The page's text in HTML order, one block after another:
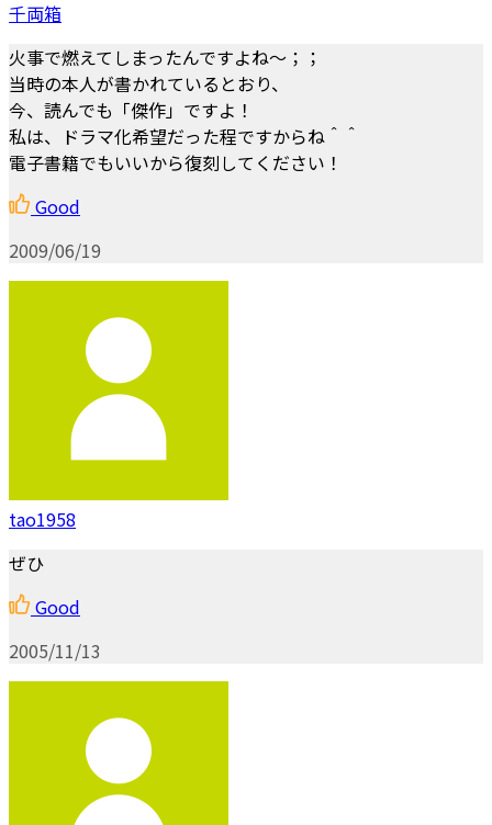
千両箱
火事で燃えてしまったんですよね～；；
当時の本人が書かれているとおり、
今、読んでも「傑作」ですよ！
私は、ドラマ化希望だった程ですからね＾＾
電子書籍でもいいから復刻してください！
Good
2009/06/19
tao1958
ぜひ
Good
2005/11/13